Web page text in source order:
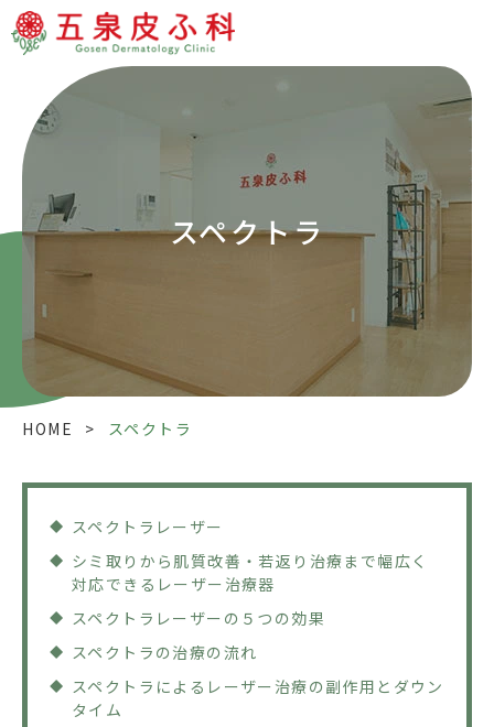
スペクトラ
HOME > スペクトラ
スペクトラレーザー
シミ取りから肌質改善・若返り治療まで幅広く
対応できるレーザー治療器
スペクトラレーザーの５つの効果
スペクトラの治療の流れ
スペクトラによるレーザー治療の副作用とダウン
タイム